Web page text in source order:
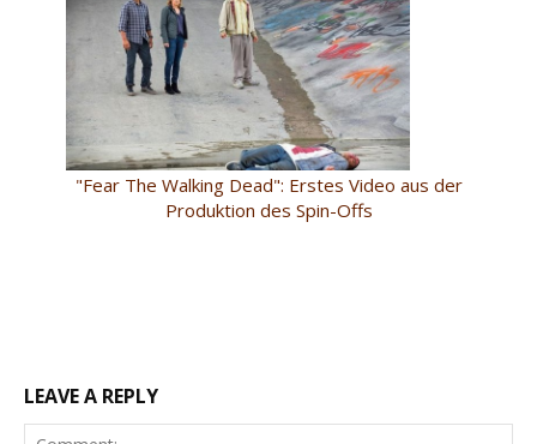
"Fear The Walking Dead": Erstes Video aus der
Produktion des Spin-Offs
LEAVE A REPLY